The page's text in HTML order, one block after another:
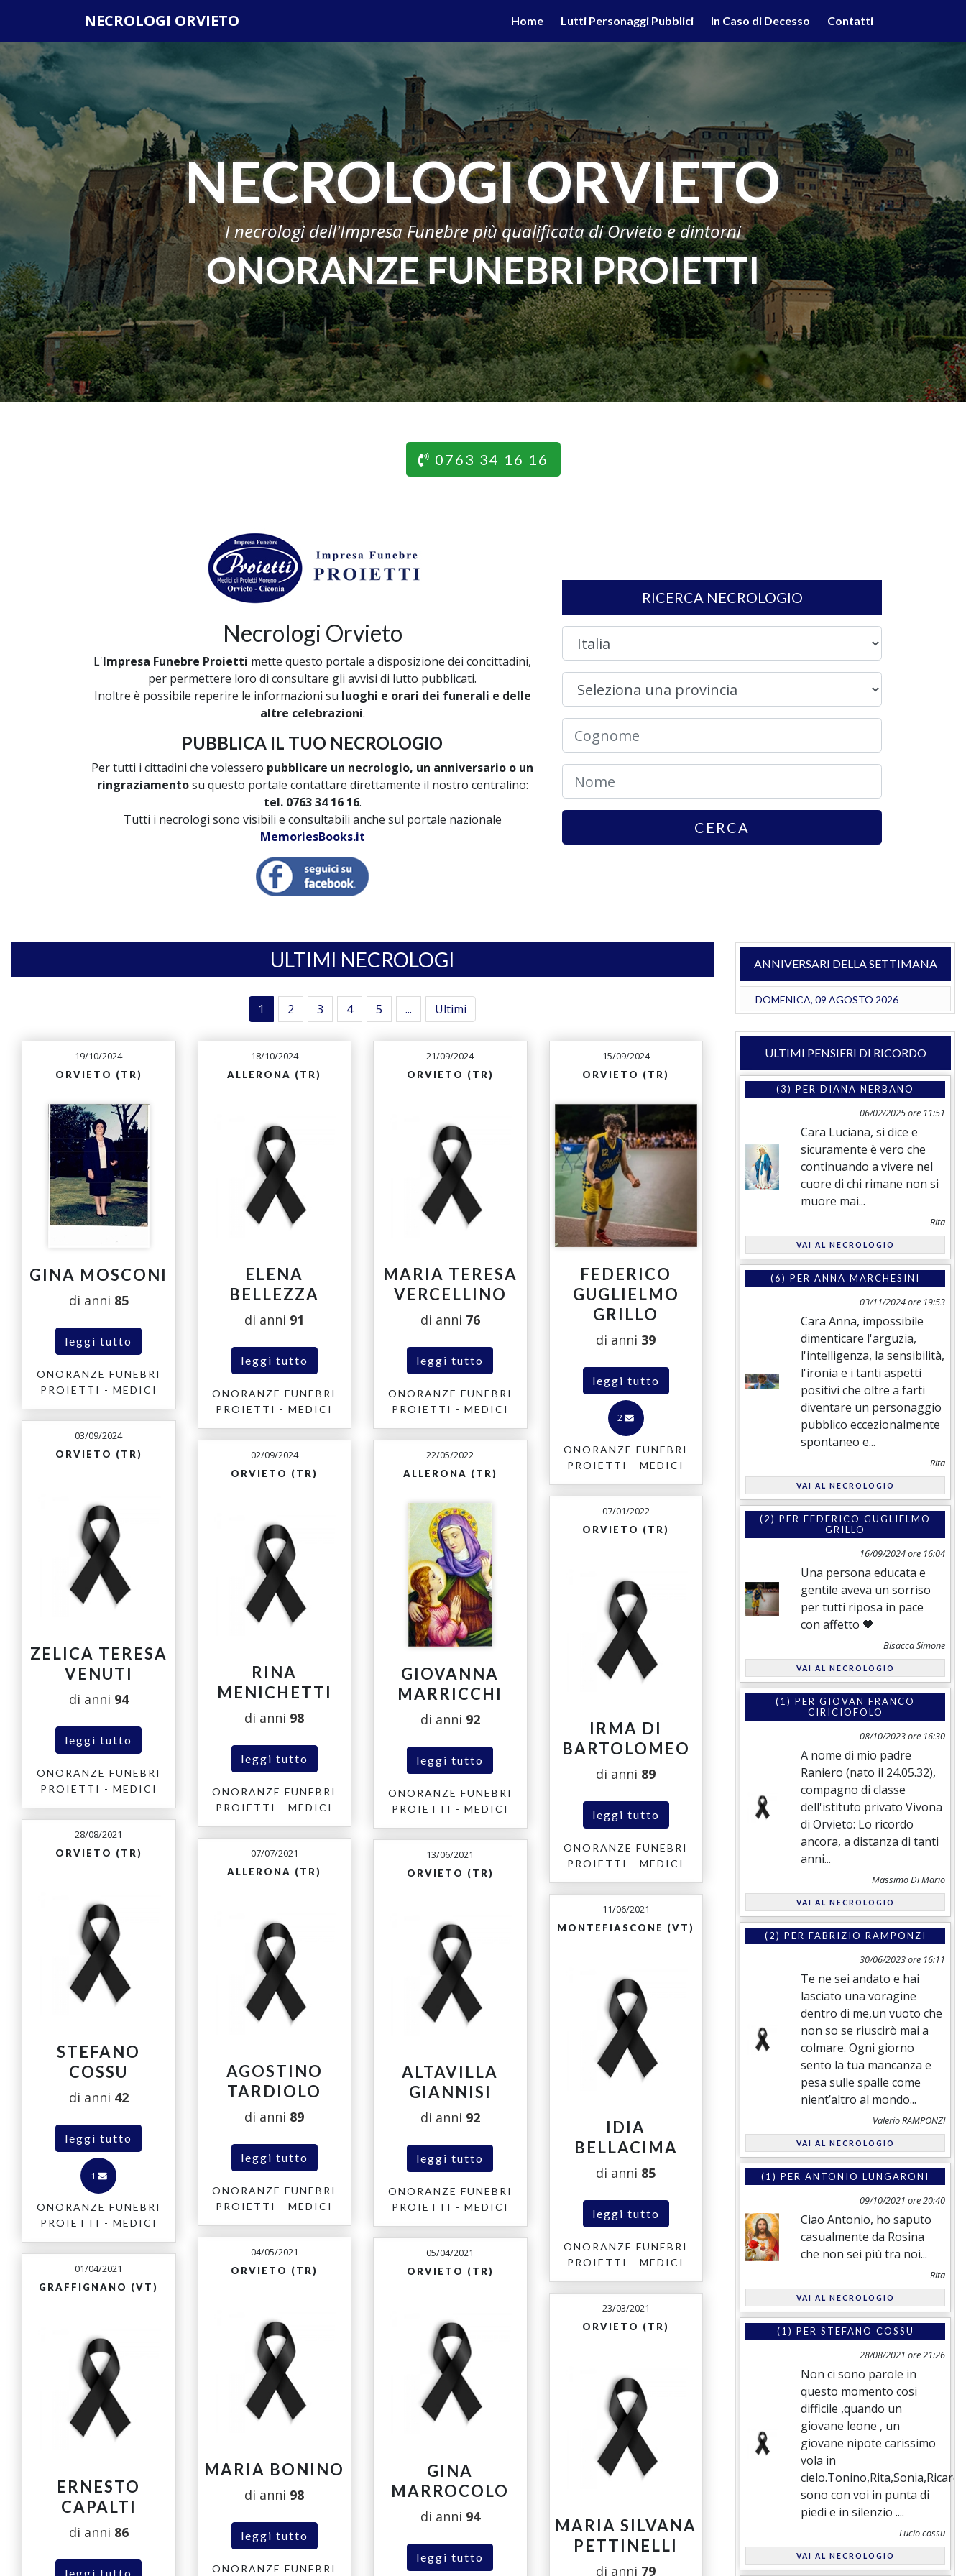
NECROLOGI ORVIETO Home Lutti Personaggi Pubblici In Caso di Decesso Contatti
NECROLOGI ORVIETO
I necrologi dell'Impresa Funebre più qualificata di Orvieto e dintorni
ONORANZE FUNEBRI PROIETTI
0763 34 16 16
Necrologi Orvieto
L'Impresa Funebre Proietti mette questo portale a disposizione dei concittadini,
per permettere loro di consultare gli avvisi di lutto pubblicati.
Inoltre è possibile reperire le informazioni su luoghi e orari dei funerali e delle
altre celebrazioni.
PUBBLICA IL TUO NECROLOGIO
Per tutti i cittadini che volessero pubblicare un necrologio, un anniversario o un
ringraziamentosu questo portale contattare direttamente il nostro centralino:
tel. 0763 34 16 16.
Tutti i necrologi sono visibili e consultabili anche sul portale nazionale
MemoriesBooks.it
RICERCA NECROLOGIO
CERCA
ULTIMI NECROLOGI
1 2 3 4 5 ... Ultimi
19/10/2024
ORVIETO (TR)
GINA MOSCONI
di anni 85
leggi tutto
ONORANZE FUNEBRI
PROIETTI - MEDICI
18/10/2024
ALLERONA (TR)
ELENA
BELLEZZA
di anni 91
leggi tutto
ONORANZE FUNEBRI
PROIETTI - MEDICI
21/09/2024
ORVIETO (TR)
MARIA TERESA
VERCELLINO
di anni 76
leggi tutto
ONORANZE FUNEBRI
PROIETTI - MEDICI
15/09/2024
ORVIETO (TR)
FEDERICO
GUGLIELMO
GRILLO
di anni 39
leggi tutto
2
ONORANZE FUNEBRI
PROIETTI - MEDICI
03/09/2024
ORVIETO (TR)
ZELICA TERESA
VENUTI
di anni 94
leggi tutto
ONORANZE FUNEBRI
PROIETTI - MEDICI
02/09/2024
ORVIETO (TR)
RINA
MENICHETTI
di anni 98
leggi tutto
ONORANZE FUNEBRI
PROIETTI - MEDICI
22/05/2022
ALLERONA (TR)
GIOVANNA
MARRICCHI
di anni 92
leggi tutto
ONORANZE FUNEBRI
PROIETTI - MEDICI
07/01/2022
ORVIETO (TR)
IRMA DI
BARTOLOMEO
di anni 89
leggi tutto
ONORANZE FUNEBRI
PROIETTI - MEDICI
28/08/2021
ORVIETO (TR)
STEFANO
COSSU
di anni 42
leggi tutto
1
ONORANZE FUNEBRI
PROIETTI - MEDICI
07/07/2021
ALLERONA (TR)
AGOSTINO
TARDIOLO
di anni 89
leggi tutto
ONORANZE FUNEBRI
PROIETTI - MEDICI
13/06/2021
ORVIETO (TR)
ALTAVILLA
GIANNISI
di anni 92
leggi tutto
ONORANZE FUNEBRI
PROIETTI - MEDICI
11/06/2021
MONTEFIASCONE (VT)
IDIA
BELLACIMA
di anni 85
leggi tutto
ONORANZE FUNEBRI
PROIETTI - MEDICI
04/05/2021
ORVIETO (TR)
MARIA BONINO
di anni 98
leggi tutto
ONORANZE FUNEBRI
05/04/2021
ORVIETO (TR)
GINA
MARROCOLO
di anni 94
leggi tutto
01/04/2021
GRAFFIGNANO (VT)
ERNESTO
CAPALTI
di anni 86
leggi tutto
23/03/2021
ORVIETO (TR)
MARIA SILVANA
PETTINELLI
di anni 79
ANNIVERSARI DELLA SETTIMANA
DOMENICA, 09 AGOSTO 2026
ULTIMI PENSIERI DI RICORDO
(3) PER DIANA NERBANO
06/02/2025 ore 11:51
Cara Luciana, si dice e
sicuramente è vero che
continuando a vivere nel
cuore di chi rimane non si
muore mai...
Rita
VAI AL NECROLOGIO
(6) PER ANNA MARCHESINI
03/11/2024 ore 19:53
Cara Anna, impossibile
dimenticare l'arguzia,
l'intelligenza, la sensibilità,
l'ironia e i tanti aspetti
positivi che oltre a farti
diventare un personaggio
pubblico eccezionalmente
spontaneo e...
Rita
VAI AL NECROLOGIO
(2) PER FEDERICO GUGLIELMO
GRILLO
16/09/2024 ore 16:04
Una persona educata e
gentile aveva un sorriso
per tutti riposa in pace
con affetto 🖤
Bisacca Simone
VAI AL NECROLOGIO
(1) PER GIOVAN FRANCO
CIRICIOFOLO
08/10/2023 ore 16:30
A nome di mio padre
Raniero (nato il 24.05.32),
compagno di classe
dell'istituto privato Vivona
di Orvieto: Lo ricordo
ancora, a distanza di tanti
anni...
Massimo Di Mario
VAI AL NECROLOGIO
(2) PER FABRIZIO RAMPONZI
30/06/2023 ore 16:11
Te ne sei andato e hai
lasciato una voragine
dentro di me,un vuoto che
non so se riuscirò mai a
colmare. Ogni giorno
sento la tua mancanza e
pesa sulle spalle come
nient’altro al mondo...
Valerio RAMPONZI
VAI AL NECROLOGIO
(1) PER ANTONIO LUNGARONI
09/10/2021 ore 20:40
Ciao Antonio, ho saputo
casualmente da Rosina
che non sei più tra noi...
Rita
VAI AL NECROLOGIO
(1) PER STEFANO COSSU
28/08/2021 ore 21:26
Non ci sono parole in
questo momento cosi
difficile ,quando un
giovane leone , un
giovane nipote carissimo
vola in
cielo.Tonino,Rita,Sonia,Ricardo
sono con voi in punta di
piedi e in silenzio ....
Lucio cossu
VAI AL NECROLOGIO
scorrendo questa pagina, cliccando su un link o proseguendo la navigazione in altra maniera, acconsenti all'uso dei cookie. Ulteriori informazioni